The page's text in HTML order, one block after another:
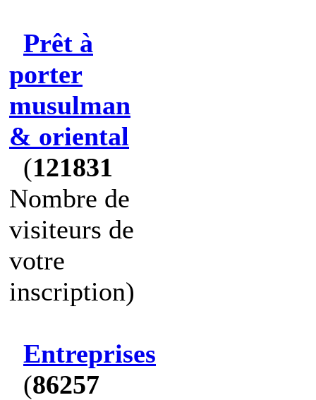
Prêt à
porter
musulman
& oriental
(121831
Nombre de
visiteurs de
votre
inscription)
Entreprises
(86257